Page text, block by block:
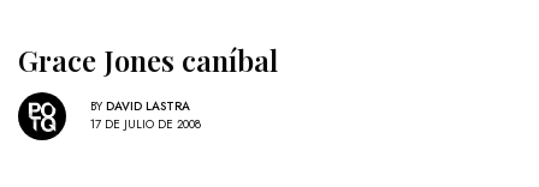
Grace Jones caníbal
BY DAVID LASTRA
17 DE JULIO DE 2008